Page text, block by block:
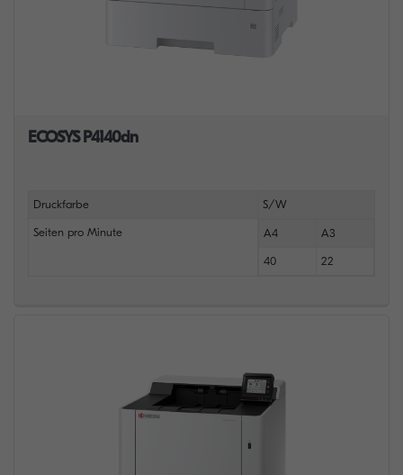
ECOSYS P4140dn
Druckfarbe S/W
Seiten pro Minute A4 A3
40 22